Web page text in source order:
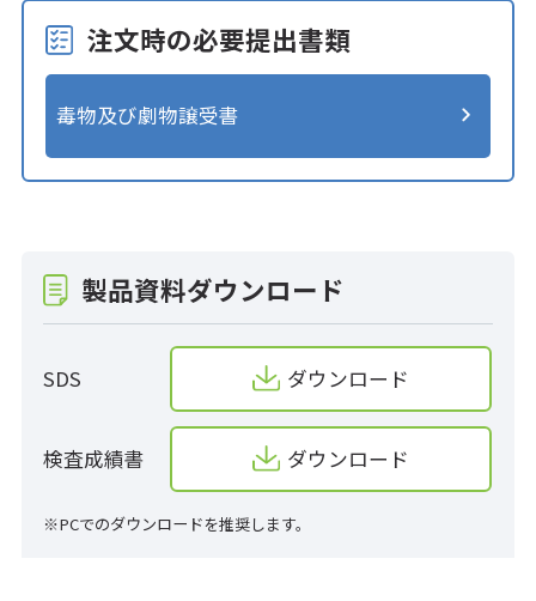
注文時の必要提出書類
毒物及び劇物譲受書
製品資料ダウンロード
SDS ダウンロード
検査成績書 ダウンロード
※PCでのダウンロードを推奨します。